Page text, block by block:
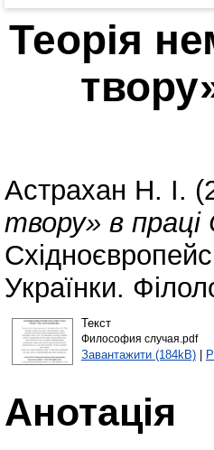
Теорія
Астрахан Н. І.
твору» в
Українки.
Текст
Философия случая.pdf
Завантажити (184kB)|
Анотація